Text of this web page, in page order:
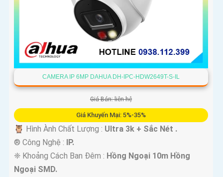
CAMERA IP 6MP DAHUA DH-IPC-HDW2649T-S-IL
Giá Bán: liên hệ
Giá Khuyến Mại: 5%-35%
🦉 Hình Ành Chất Lượng : Ultra 3k + Sắc Nét .
®️ Công Nghệ : IP.
❈ Khoảng Cách Ban Đêm : Hồng Ngoại 10m Hồng
Ngoại SMD.